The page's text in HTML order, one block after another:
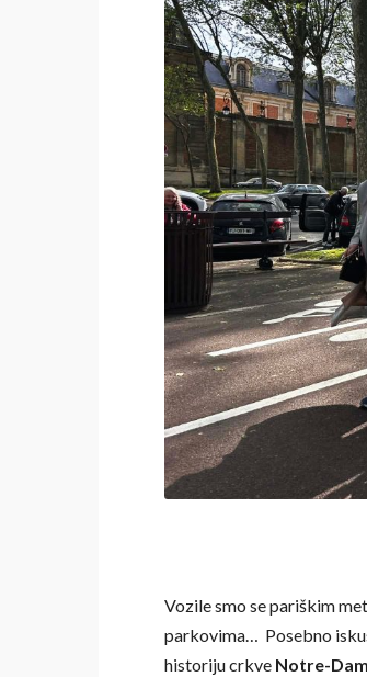
Vozile smo se pariškim
parkovima… Posebno
historiju crkve Notre-